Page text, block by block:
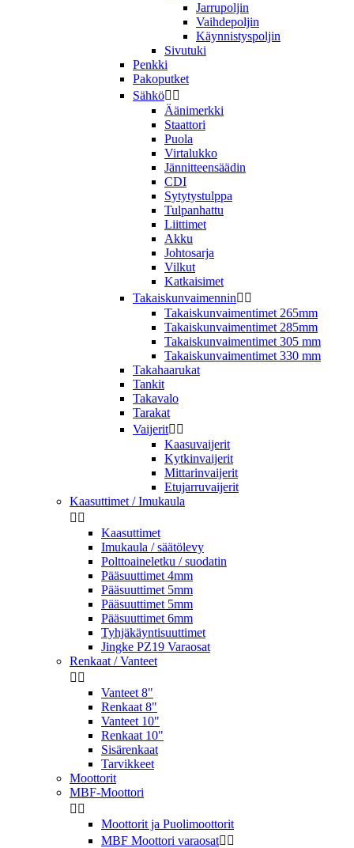
Jarrupoljin
Vaihdepoljin
Käynnistyspoljin
Sivutuki
Penkki
Pakoputket
Sähkö 
Äänimerkki
Staattori
Puola
Virtalukko
Jännitteensäädin
CDI
Sytytystulppa
Tulpanhattu
Liittimet
Akku
Johtosarja
Vilkut
Katkaisimet
Takaiskunvaimennin 
Takaiskunvaimentimet 265mm
Takaiskunvaimentimet 285mm
Takaiskunvaimentimet 305 mm
Takaiskunvaimentimet 330 mm
Takahaarukat
Tankit
Takavalo
Tarakat
Vaijerit 
Kaasuvaijerit
Kytkinvaijerit
Mittarinvaijerit
Etujarruvaijerit
Kaasuttimet / Imukaula
 
Kaasuttimet
Imukaula / säätölevy
Polttoaineletku / suodatin
Pääsuuttimet 4mm
Pääsuuttimet 5mm
Pääsuuttimet 5mm
Pääsuuttimet 6mm
Tyhjäkäyntisuuttimet
Jingke PZ19 Varaosat
Renkaat / Vanteet
 
Vanteet 8"
Renkaat 8"
Vanteet 10"
Renkaat 10"
Sisärenkaat
Tarvikkeet
Moottorit
MBF-Moottori
 
Moottorit ja Puolimoottorit
MBF Moottori varaosat 